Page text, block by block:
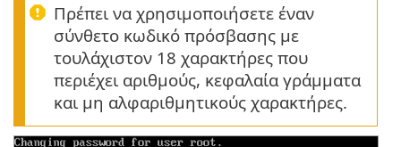
Πρέπει να χρησιμοποιήσετε έναν
σύνθετο κωδικό πρόσβασης με
τουλάχιστον 18 χαρακτήρες που
περιέχει αριθμούς, κεφαλαία γράμματα
και μη αλφαριθμητικούς χαρακτήρες.